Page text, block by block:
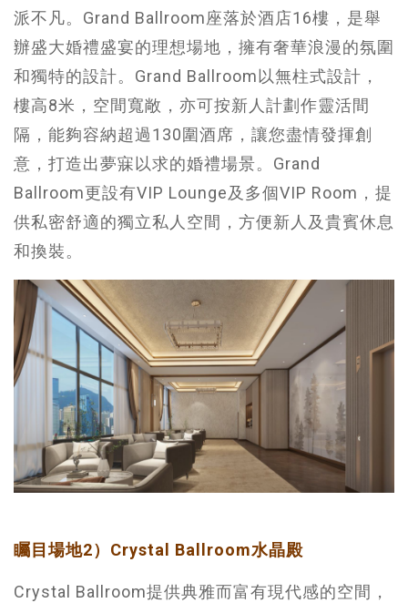
派不凡。Grand Ballroom座落於酒店16樓，是舉
辦盛大婚禮盛宴的理想場地，擁有奢華浪漫的氛圍
和獨特的設計。Grand Ballroom以無柱式設計，
樓高8米，空間寬敞，亦可按新人計劃作靈活間
隔，能夠容納超過130圍酒席，讓您盡情發揮創
意，打造出夢寐以求的婚禮場景。Grand
Ballroom更設有VIP Lounge及多個VIP Room，提
供私密舒適的獨立私人空間，方便新人及貴賓休息
和換裝。
矚目場地2）Crystal Ballroom水晶殿
Crystal Ballroom提供典雅而富有現代感的空間，